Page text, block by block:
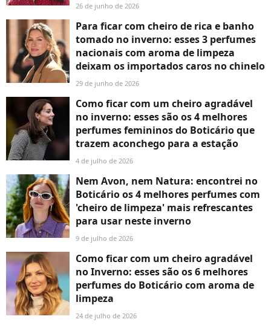
26 de junho de 2026
Para ficar com cheiro de rica e banho
tomado no inverno: esses 3 perfumes
nacionais com aroma de limpeza
deixam os importados caros no chinelo
29 de junho de 2026
Como ficar com um cheiro agradável
no inverno: esses são os 4 melhores
perfumes femininos do Boticário que
trazem aconchego para a estação
4 de julho de 2026
Nem Avon, nem Natura: encontrei no
Boticário os 4 melhores perfumes com
'cheiro de limpeza' mais refrescantes
para usar neste inverno
9 de julho de 2026
Como ficar com um cheiro agradável
no Inverno: esses são os 6 melhores
perfumes do Boticário com aroma de
limpeza
24 de julho de 2026